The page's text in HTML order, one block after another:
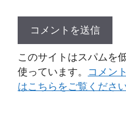
このサイトはスパムを
使っています。
コメン
はこちらをご覧くださ